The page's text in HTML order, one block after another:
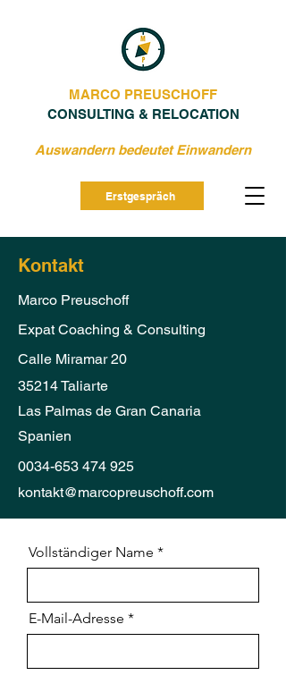
Erstgespräch
MARCO PREUSCHOFF
CONSULTING & RELOCATION
Auswandern bedeutet Einwandern
Kontakt
Marco Preuschoff
Expat Coaching & Consulting
Calle Miramar 20
35214 Taliarte
Las Palmas de Gran Canaria
Spanien
0034-653 474 925
kontakt@marcopreuschoff.com
Vollständiger Name
E-Mail-Adresse